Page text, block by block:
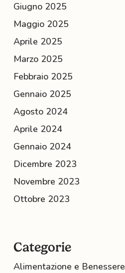
Giugno 2025
Maggio 2025
Aprile 2025
Marzo 2025
Febbraio 2025
Gennaio 2025
Agosto 2024
Aprile 2024
Gennaio 2024
Dicembre 2023
Novembre 2023
Ottobre 2023
Categorie
Alimentazione e Benessere